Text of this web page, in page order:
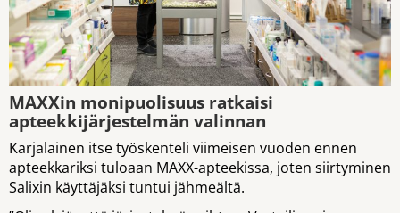
MAXXin monipuolisuus ratkaisi
apteekkijärjestelmän valinnan
Karjalainen itse työskenteli viimeisen vuoden ennen
apteekkariksi tuloaan MAXX-apteekissa, joten siirtyminen
Salixin käyttäjäksi tuntui jähmeältä.